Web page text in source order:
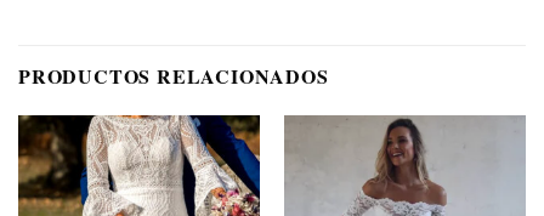
PRODUCTOS RELACIONADOS